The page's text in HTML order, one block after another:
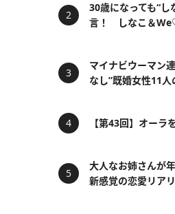
30歳になっても“し
言！ しなこ＆
マイナビウーマン
なし”既婚女性11人
【第43回】オーラ
大人なお姉さんが
新感覚の恋愛リア